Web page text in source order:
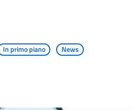
In primo piano News